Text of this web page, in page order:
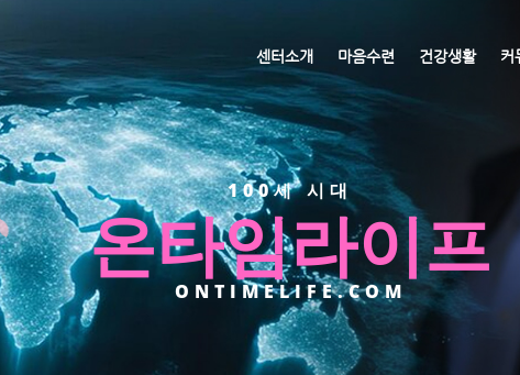
센터소개 마음수련 건강생활 커
100세 시대
온타임라이프
ONTIMELIFE.COM